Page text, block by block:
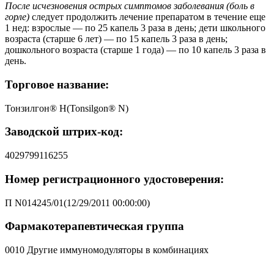
После исчезновения острых симптомов заболевания (боль в
горле) следует продолжить лечение препаратом в течение еще
1 нед: взрослые — по 25 капель 3 раза в день; дети школьного
возраста (старше 6 лет) — по 15 капель 3 раза в день;
дошкольного возраста (старше 1 года) — по 10 капель 3 раза в
день.
Торговое название:
Тонзилгон® Н(Tonsilgon® N)
Заводской штрих-код:
4029799116255
Номер регистрационного удостоверения:
П N014245/01(12/29/2011 00:00:00)
Фармакотерапевтическая группа
0010 Другие иммуномодуляторы в комбинациях